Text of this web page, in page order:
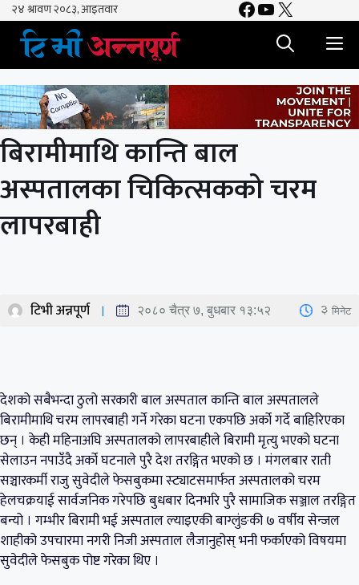
Skip
content
Facebook
YouTube
X
बिरामीमाथि कान्ति बाल
अस्पतालका चिकित्सकको चरम
लापरबाही
टिभी अन्नपूर्ण २०८० चैत्र ७, बुधबार १३:५२ 3 मिनेट
देशको सबैभन्दा ठुलो सरकारी बाल अस्पताल कान्ति बाल अस्पतालले
बिरामीमाथि चरम लापरबाही गर्ने गरेका घटना एकपछि अर्को गर्दे बाहिरिएका
छन् । केही महिनाअघि अस्पतालको लापरबाहीले बिरामी मृत्यु भएको घटना
सेलाउन नपाउँदै अर्को घटनाले पुरै देश तरङ्गित भएको छ । मंगलबार राती
सञ्चारकर्मी राजु सुवेदीले फेसबुकमा स्ट्याटसमार्फत अस्पतालको चरम
हेलचक्रयाई सार्वजनिक गरेपछि बुधबार दिनभरि पुरै सामाजिक सञ्जाल तरङ्गित
बन्यो । गम्भीर बिरामी भई अस्पताल ल्याइएकी बाग्लुंङकी ७ वर्षीय सेन्जल
शाहीको उपचारमा नगरी निजी अस्पताल लैजानुहोस् भनी फर्काएको विषयमा
सुवेदीले फेसबुक पोष्ट गरेका थिए ।